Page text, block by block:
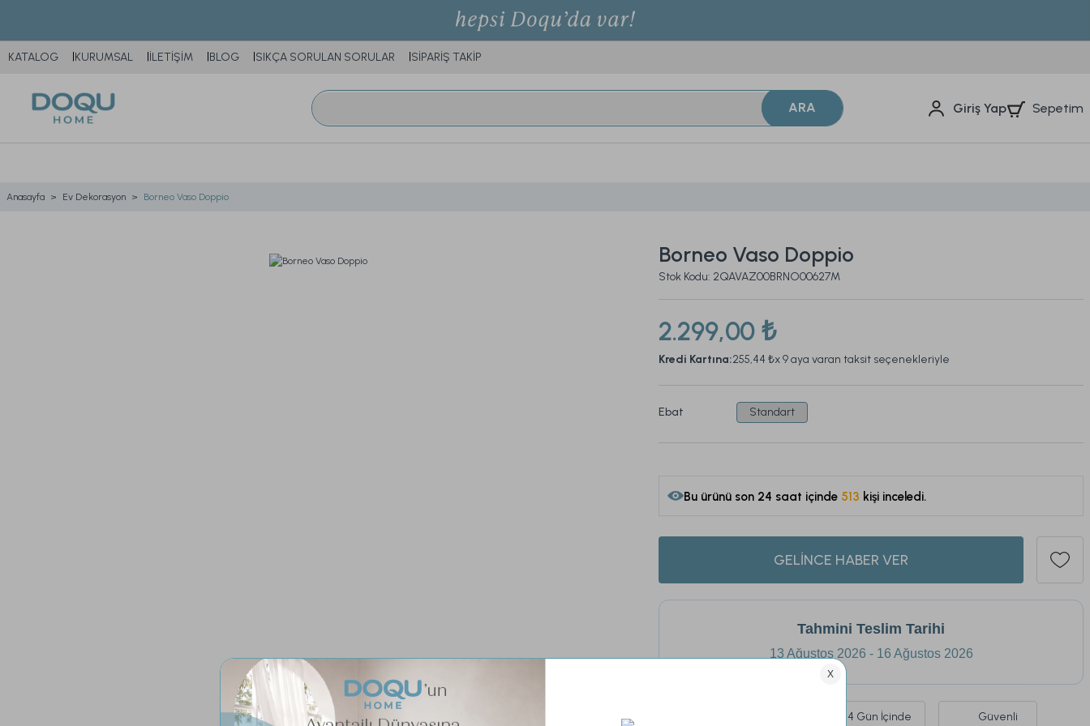
KATALOG KURUMSAL İLETİŞİM BLOG SIKÇA SORULAN SORULAR SİPARİŞ TAKİP
ARA Giriş Yap Sepetim
Anasayfa Ev Dekorasyon Borneo Vaso Doppio
Borneo Vaso Doppio
Stok Kodu: 2QAVAZ00BRNO00627M
2.299,00 ₺
Kredi Kartına:255,44 ₺x 9 aya varan taksit seçenekleriyle
Ebat Standart
148
GELİNCE HABER VER
Tahmini Teslim Tarihi
13 Ağustos 2026 - 16 Ağustos 2026
14 Gün İçinde
Güvenli